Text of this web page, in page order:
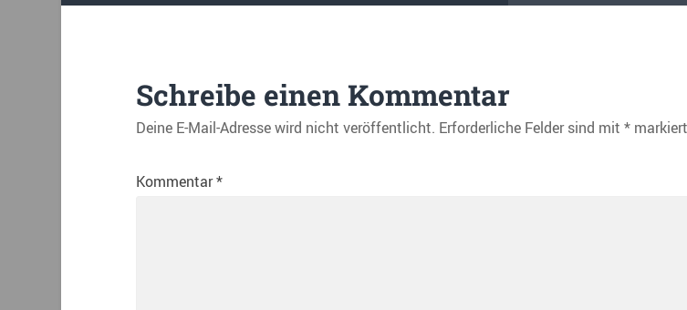
Schreibe einen Kommentar
Deine E-Mail-Adresse wird nicht veröffentlicht. Erforderliche Felder sind mit *markiert
Kommentar*